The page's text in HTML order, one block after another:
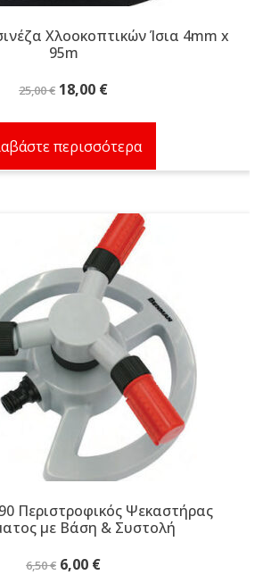
Χλοοκοπτικών Ίσια 4mm x
95m
25,00€ Original
25,00 €.
18,00 €Η
είναι:
18,00 €.
περισσότερα
Περιστροφικός Ψεκαστήρας
με Βάση & Συστολή
6,50€ Original
6,00 €Η